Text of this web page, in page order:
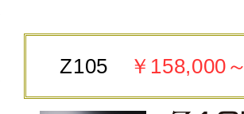
Z105 ￥158,000～